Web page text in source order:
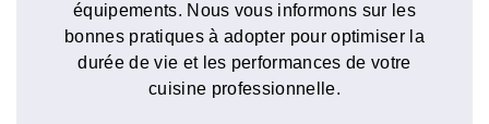
équipements. Nous vous informons sur les
bonnes pratiques à adopter pour optimiser la
durée de vie et les performances de votre
cuisine professionnelle.